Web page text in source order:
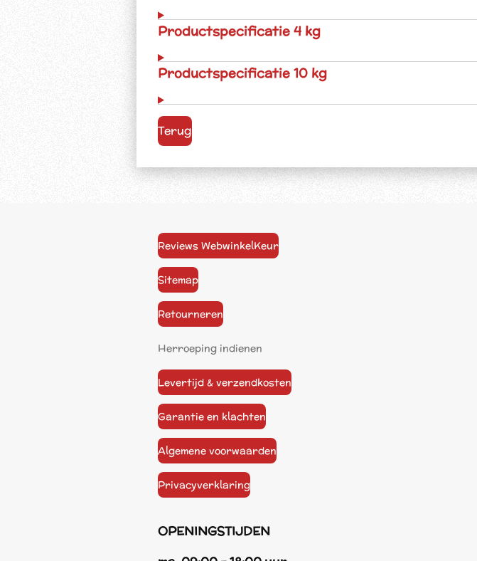
Productspecificatie 4 kg
Productspecificatie 10 kg
Terug
Reviews WebwinkelKeur
Sitemap
Retourneren
Herroeping indienen
Levertijd & verzendkosten
Garantie en klachten
Algemene voorwaarden
Privacyverklaring
OPENINGSTIJDEN